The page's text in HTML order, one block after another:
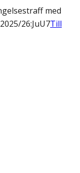
med
26:JuU7Till